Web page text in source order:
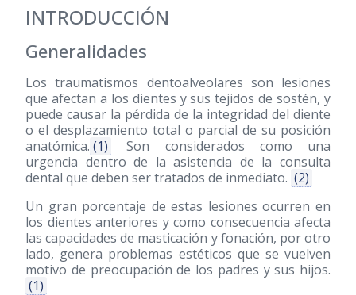
INTRODUCCIÓN
Generalidades
Los traumatismos dentoalveolares son lesiones
que afectan a los dientes y sus tejidos de sostén, y
puede causar la pérdida de la integridad del diente
o el desplazamiento total o parcial de su posición
anatómica. (1)
Son considerados como una
urgencia dentro de la asistencia de la consulta
dental que deben ser tratados de inmediato. (2)
Un gran porcentaje de estas lesiones ocurren en
los dientes anteriores y como consecuencia afecta
las capacidades de masticación y fonación, por otro
lado, genera problemas estéticos que se vuelven
motivo de preocupación de los padres y sus hijos.
(1)